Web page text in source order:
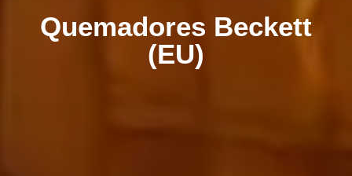
Quemadores Beckett
(EU)